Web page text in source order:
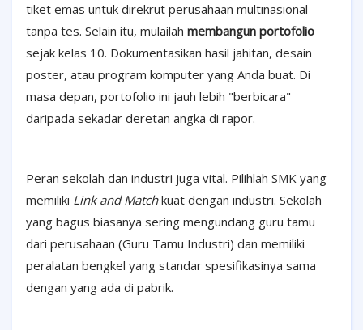
tiket emas untuk direkrut perusahaan multinasional
tanpa tes. Selain itu, mulailah membangun portofolio
sejak kelas 10. Dokumentasikan hasil jahitan, desain
poster, atau program komputer yang Anda buat. Di
masa depan, portofolio ini jauh lebih "berbicara"
daripada sekadar deretan angka di rapor.
Peran sekolah dan industri juga vital. Pilihlah SMK yang
memiliki Link and Matchkuat dengan industri. Sekolah
yang bagus biasanya sering mengundang guru tamu
dari perusahaan (Guru Tamu Industri) dan memiliki
peralatan bengkel yang standar spesifikasinya sama
dengan yang ada di pabrik.